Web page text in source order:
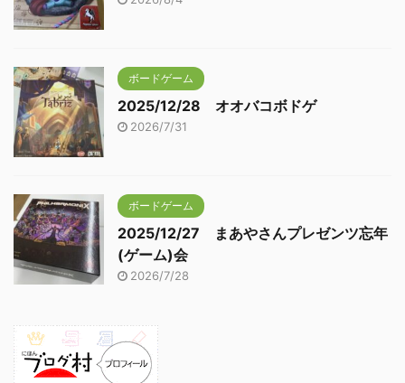
ボードゲーム
2025/12/28 オオバコボドゲ
2026/7/31
ボードゲーム
2025/12/27 まあやさんプレゼンツ忘年
(ゲーム)会
2026/7/28